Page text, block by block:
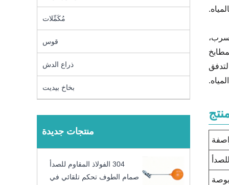
مُكَمِّلات
قوس
ذراع الدش
بخاخ بيديت
منتجات جديدة
304 الفولاذ المقاوم للصدأ
صمام الطوف تحكم تلقائي في